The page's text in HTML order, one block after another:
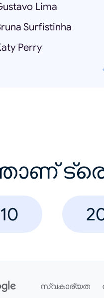
Lima
Surfistinha
Perry
സ്വകാര്യത